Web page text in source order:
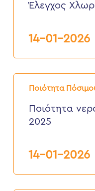
Έλεγχος
14-01-2026
Ποιότητα
Ποιότητα
νερού
Δήμο
Χανίων
2025
Ποιότητα
2025
14-01-2026